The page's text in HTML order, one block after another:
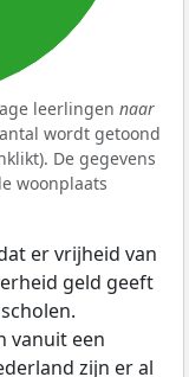
leerlingen naar
wordt getoond
De gegevens
woonplaats
er vrijheid van
geld geeft
vanuit een
zijn er al